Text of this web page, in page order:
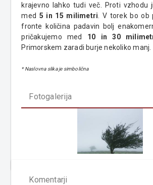
krajevno lahko tudi več. Proti vzhodu
med 5 in 15 milimetri . V torek bo ob
fronte količina padavin bolj
pričakujemo med 10 in 30
Primorskem zaradi burje nekoliko manj.
* Naslovna slika je simbolična
Fotogalerija
Komentarji